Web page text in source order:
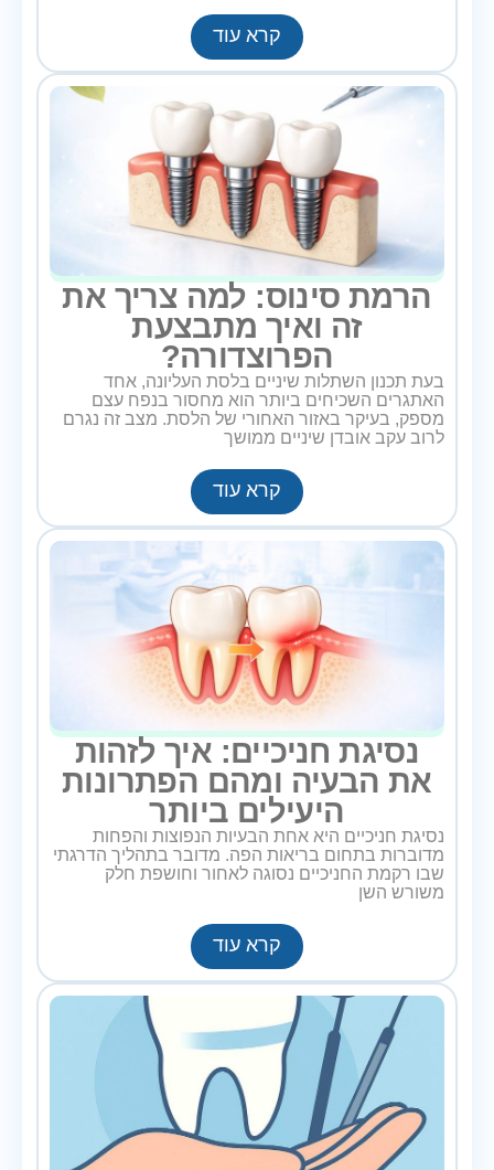
קרא עוד
הרמת סינוס: למה צריך את
זה ואיך מתבצעת
הפרוצדורה?
בעת תכנון השתלות שיניים בלסת העליונה, אחד
האתגרים השכיחים ביותר הוא מחסור בנפח עצם
מספק, בעיקר באזור האחורי של הלסת. מצב זה נגרם
לרוב עקב אובדן שיניים ממושך
קרא עוד
נסיגת חניכיים: איך לזהות
את הבעיה ומהם הפתרונות
היעילים ביותר
נסיגת חניכיים היא אחת הבעיות הנפוצות והפחות
מדוברות בתחום בריאות הפה. מדובר בתהליך הדרגתי
שבו רקמת החניכיים נסוגה לאחור וחושפת חלק
משורש השן
קרא עוד